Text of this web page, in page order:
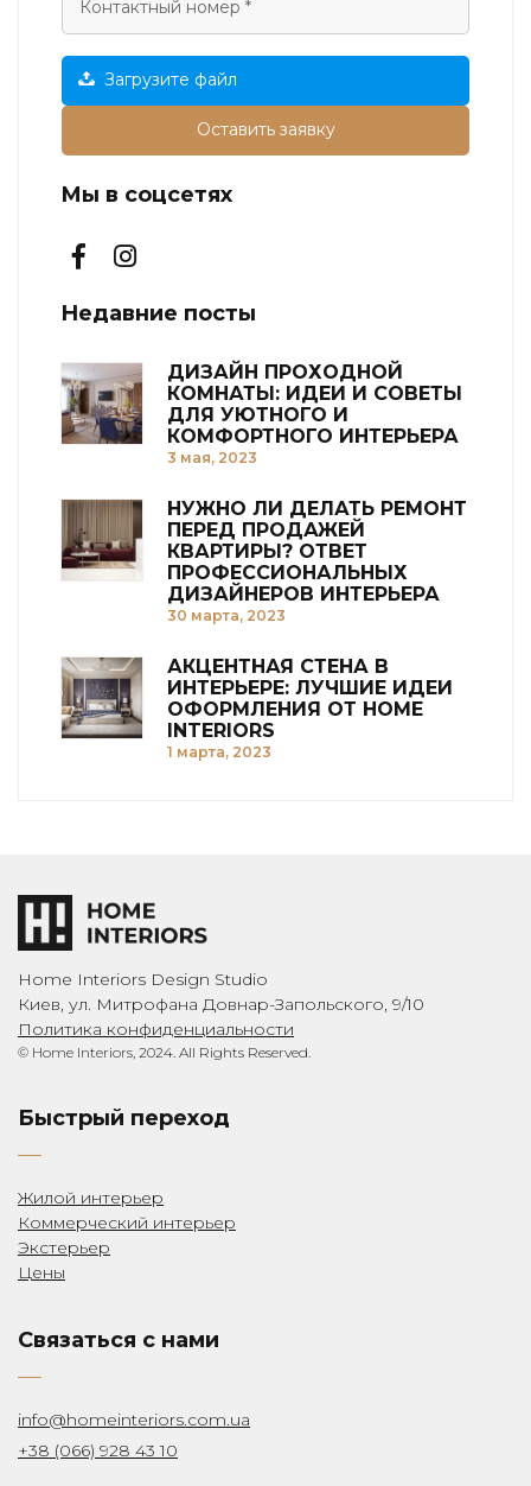
Загрузите файл
Оставить заявку
Мы в соцсетях
Недавние посты
ДИЗАЙН ПРОХОДНОЙ
КОМНАТЫ: ИДЕИ И СОВЕТЫ
ДЛЯ УЮТНОГО И
КОМФОРТНОГО ИНТЕРЬЕРА
3 мая, 2023
НУЖНО ЛИ ДЕЛАТЬ РЕМОНТ
ПЕРЕД ПРОДАЖЕЙ
КВАРТИРЫ? ОТВЕТ
ПРОФЕССИОНАЛЬНЫХ
ДИЗАЙНЕРОВ ИНТЕРЬЕРА
30 марта, 2023
АКЦЕНТНАЯ СТЕНА В
ИНТЕРЬЕРЕ: ЛУЧШИЕ ИДЕИ
ОФОРМЛЕНИЯ ОТ HOME
INTERIORS
1 марта, 2023
Home Interiors Design Studio
Киев, ул. Митрофана Довнар-Запольского, 9/10
Политика конфиденциальности
© Home Interiors, 2024. All Rights Reserved.
Быстрый переход
Жилой интерьер
Коммерческий интерьер
Экстерьер
Цены
Связаться с нами
info@homeinteriors.com.ua
+38 (066) 928 43 10